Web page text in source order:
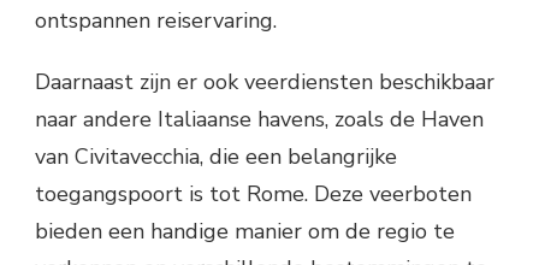
ontspannen reiservaring.
Daarnaast zijn er ook veerdiensten beschikbaar
naar andere Italiaanse havens, zoals de Haven
van Civitavecchia, die een belangrijke
toegangspoort is tot Rome. Deze veerboten
bieden een handige manier om de regio te